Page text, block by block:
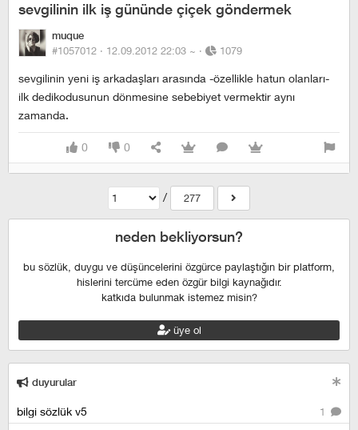
sevgilinin ilk iş gününde çiçek göndermek
muque
#1057012 · 12.09.2012 22:03 ~ · 1079
sevgilinin yeni iş arkadaşları arasında -özellikle hatun olanları-
ilk dedikodusunun dönmesine sebebiyet vermektir aynı
zamanda.
0 0
/ 277
neden bekliyorsun?
bu sözlük, duygu ve düşüncelerini özgürce paylaştığın bir platform,
hislerini tercüme eden özgür bilgi kaynağıdır.
katkıda bulunmak istemez misin?
üye ol
duyurular
1
bilgi sözlük v5